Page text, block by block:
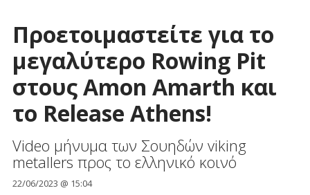
Προετοιμαστείτε για το
μεγαλύτερο Rowing Pit
στους Amon Amarth και
το Release Athens!
Video μήνυμα των Σουηδών viking
metallers προς το ελληνικό κοινό
22/06/2023 @ 15:04